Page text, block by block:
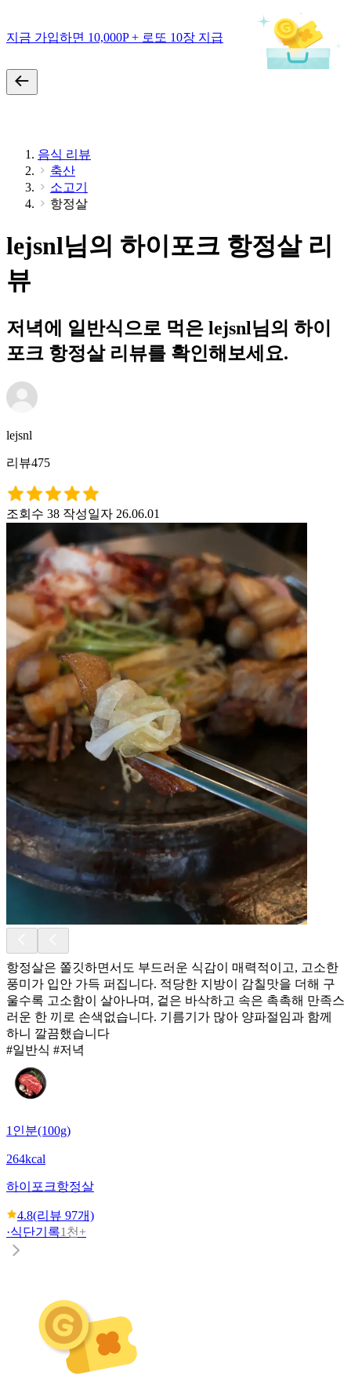
지금 가입하면 10,000P + 로또 10장 지급
음식 리뷰
축산
소고기
항정살
lejsnl님의 하이포크 항정살 리
뷰
저녁에 일반식으로 먹은 lejsnl님의 하이
포크 항정살 리뷰를 확인해보세요.
lejsnl
리뷰475
조회수 38 작성일자 26.06.01
항정살은 쫄깃하면서도 부드러운 식감이 매력적이고, 고소한
풍미가 입안 가득 퍼집니다. 적당한 지방이 감칠맛을 더해 구
울수록 고소함이 살아나며, 겉은 바삭하고 속은 촉촉해 만족스
러운 한 끼로 손색없습니다. 기름기가 많아 양파절임과 함께
하니 깔끔했습니다
#일반식 #저녁
1인분(100g)
264kcal
하이포크항정살
4.8(리뷰 97개)
·식단기록1천+